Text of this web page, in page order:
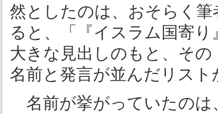
然としたのは、おそらく
ると、「『イスラム国寄
大きな見出しのもと、そ
名前と発言が並んだリス
名前が挙がっていたのは